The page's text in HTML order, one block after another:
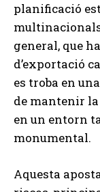
planificació
general, que
d’exportació
es troba en
de mantenir
en un entorn
monumental.
Aquesta